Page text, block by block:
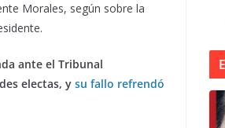
Morales, según sobre la
ante el Tribunal
electas, y su fallo refrendó